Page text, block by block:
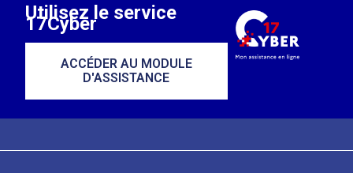
Utilisez le service
17Cyber
ACCÉDER AU MODULE
D'ASSISTANCE